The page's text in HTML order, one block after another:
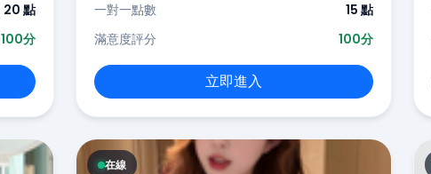
20 點
100分
一對一點數
15 點
滿意度評分
100分
立即進入
在線